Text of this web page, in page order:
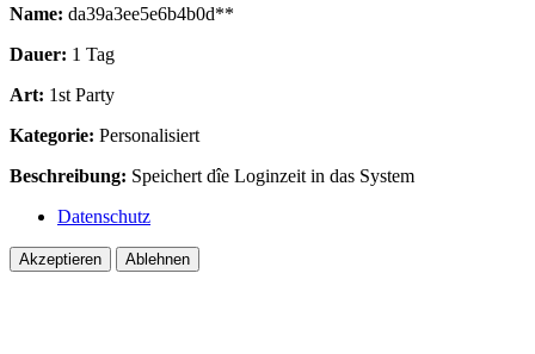
Name: da39a3ee5e6b4b0d**
Dauer: 1 Tag
Art: 1st Party
Kategorie: Personalisiert
Beschreibung: Speichert dîe Loginzeit in das System
Datenschutz
Akzeptieren Ablehnen